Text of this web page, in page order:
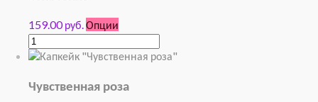
159.00 руб.Опции
Чувственная роза